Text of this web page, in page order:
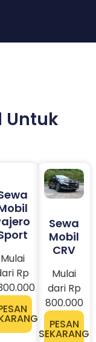
Untuk
Mulai
Rp
Sewa
Mobil
CRV
Mulai
dari Rp
800.000
PESAN
SEKARANG